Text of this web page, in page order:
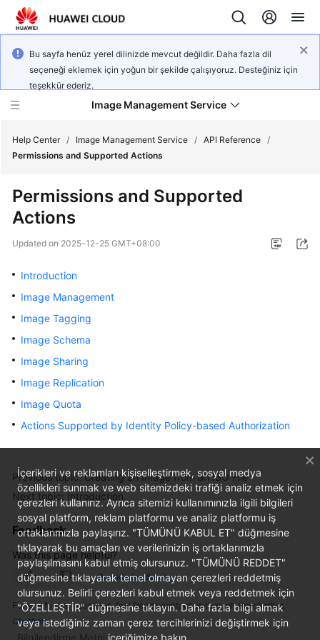
Bu sayfa henüz yerel dilinizde mevcut değildir. Daha fazla dil
seçeneği eklemek için yoğun bir şekilde çalışıyoruz. Desteğiniz için
teşekkür ederiz.
Image Management Service
New
Overview
Getting
Started
Guide
Best
API
SDK
Reference
FAQs
Videos
Glossary
More
Help Center / Image Management Service / API Reference /
Permissions and Supported Actions
Permissions and Supported
Actions
Updated on 2025-12-25 GMT+08:00
Introduction
Image Management
Image Tagging
Image Schema
Image Sharing
Image Replication
Image Quota
Actions Supported by Identity Policy-based Authorization
Previous topic: Creating an Image from an ISO File
Next topic: Introduction
Feedback
Was this page helpful?
Provide feedback
For any further questions, feel free to contact us through the chatbot.
Chatbot
İçerikleri ve reklamları kişiselleştirmek, sosyal medya
özellikleri sunmak ve web sitemizdeki trafiği analiz etmek için
çerezleri kullanırız. Ayrıca sitemizi kullanımınızla ilgili bilgileri
sosyal platform, reklam platformu ve analiz platformu iş
ortaklarımızla paylaşırız. "TÜMÜNÜ KABUL ET" düğmesine
tıklayarak bu amaçları ve verilerinizin iş ortaklarımızla
paylaşılmasını kabul etmiş olursunuz. "TÜMÜNÜ REDDET"
düğmesine tıklayarak temel olmayan çerezleri reddetmiş
olursunuz. Belirli çerezleri kabul etmek veya reddetmek için
"ÖZELLEŞTİR" düğmesine tıklayın. Daha fazla bilgi almak
veya istediğiniz zaman çerez tercihlerinizi değiştirmek için
Bilgilendirme Metni içeriğimize bakın.